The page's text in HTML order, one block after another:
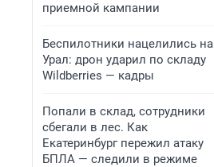
приемной кампании
Беспилотники нацелились на
Урал: дрон ударил по складу
Wildberries — кадры
Попали в склад, сотрудники
сбегали в лес. Как
Екатеринбург пережил атаку
БПЛА — следили в режиме